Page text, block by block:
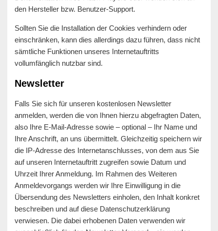
den Hersteller bzw. Benutzer-Support.
Sollten Sie die Installation der Cookies verhindern oder
einschränken, kann dies allerdings dazu führen, dass nicht
sämtliche Funktionen unseres Internetauftritts
vollumfänglich nutzbar sind.
Newsletter
Falls Sie sich für unseren kostenlosen Newsletter
anmelden, werden die von Ihnen hierzu abgefragten Daten,
also Ihre E-Mail-Adresse sowie – optional – Ihr Name und
Ihre Anschrift, an uns übermittelt. Gleichzeitig speichern wir
die IP-Adresse des Internetanschlusses, von dem aus Sie
auf unseren Internetauftritt zugreifen sowie Datum und
Uhrzeit Ihrer Anmeldung. Im Rahmen des Weiteren
Anmeldevorgangs werden wir Ihre Einwilligung in die
Übersendung des Newsletters einholen, den Inhalt konkret
beschreiben und auf diese Datenschutzerklärung
verwiesen. Die dabei erhobenen Daten verwenden wir